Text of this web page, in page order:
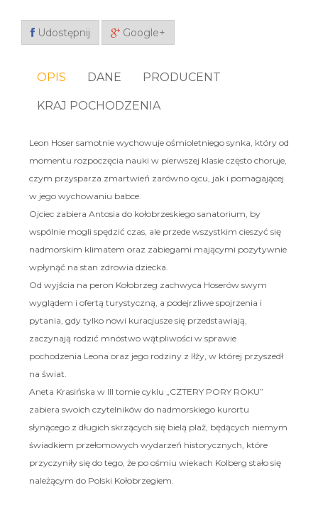
Udostępnij Google+
OPIS DANE PRODUCENT
KRAJ POCHODZENIA
Leon Hoser samotnie wychowuje ośmioletniego synka, który od
momentu rozpoczęcia nauki w pierwszej klasie często choruje,
czym przysparza zmartwień zarówno ojcu, jak i pomagającej
w jego wychowaniu babce.
Ojciec zabiera Antosia do kołobrzeskiego sanatorium, by
wspólnie mogli spędzić czas, ale przede wszystkim cieszyć się
nadmorskim klimatem oraz zabiegami mającymi pozytywnie
wpłynąć na stan zdrowia dziecka.
Od wyjścia na peron Kołobrzeg zachwyca Hoserów swym
wyglądem i ofertą turystyczną, a podejrzliwe spojrzenia i
pytania, gdy tylko nowi kuracjusze się przedstawiają,
zaczynają rodzić mnóstwo wątpliwości w sprawie
pochodzenia Leona oraz jego rodziny z Iłży, w której przyszedł
na świat.
Aneta Krasińska w III tomie cyklu „CZTERY PORY ROKU”
zabiera swoich czytelników do nadmorskiego kurortu
słynącego z długich skrzących się bielą plaż, będących niemym
świadkiem przełomowych wydarzeń historycznych, które
przyczyniły się do tego, że po ośmiu wiekach Kolberg stało się
należącym do Polski Kołobrzegiem.